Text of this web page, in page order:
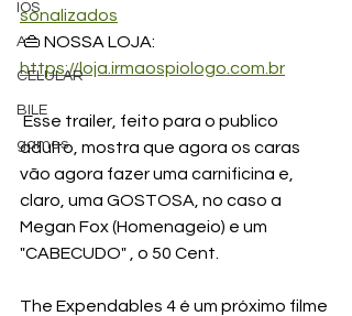
IOS
A
CELULAR
BILE
games
sonalizados
👜 NOSSA LOJA:
https://loja.irmaospiologo.com.br
adulto, mostra que agora os caras
vão agora fazer uma carnificina e,
claro, uma GOSTOSA, no caso a
Megan Fox (Homenageio) e um
"CABECUDO" , o 50 Cent.
The Expendables 4 é um próximo filme